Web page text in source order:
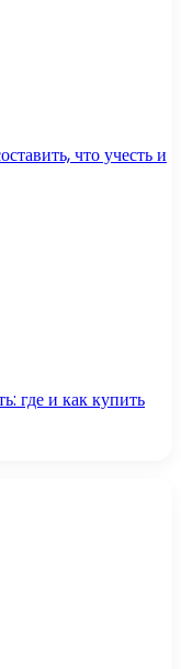
что учесть и
где и как купить